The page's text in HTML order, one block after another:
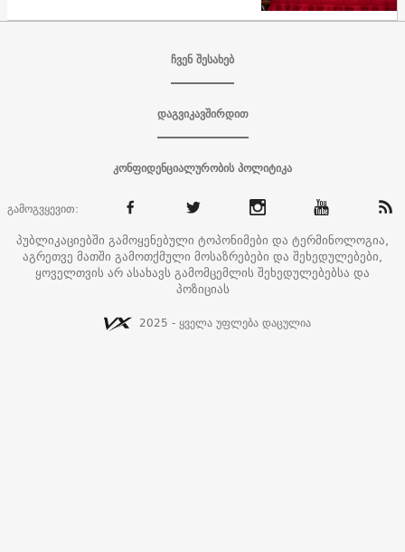
ჩვენ შესახებ
დაგვიკავშირდით
კონფიდენციალურობის პოლიტიკა
გამოგვყევით:
პუბლიკაციებში გამოყენებული ტოპონიმები და ტერმინოლოგია,
აგრეთვე მათში გამოთქმული მოსაზრებები და შეხედულებები,
ყოველთვის არ ასახავს გამომცემლის შეხედულებებსა და
პოზიციას
2025 - ყველა უფლება დაცულია